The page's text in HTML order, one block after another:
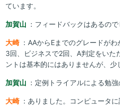
ています。
加賀山 ：フィードバックはあるの
大崎 ：AAからEまでのグレードが
3回、ビジネスで2回、A判定をいた
ントは基本的にはありませんが、少
加賀山 ：定例トライアルによる勉
大崎 ：ありました。コンピュータ